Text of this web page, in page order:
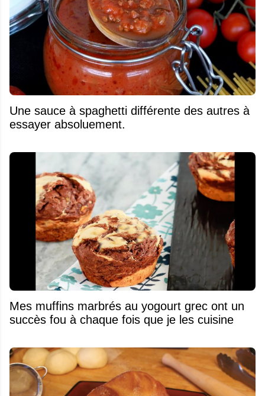
Une sauce à spaghetti différente des autres à
essayer absoluement.
Mes muffins marbrés au yogourt grec ont un
succès fou à chaque fois que je les cuisine